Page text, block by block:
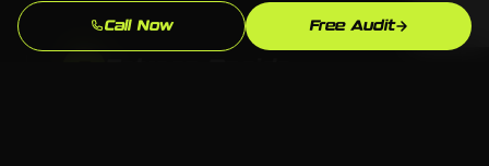
Call Now Free Audit